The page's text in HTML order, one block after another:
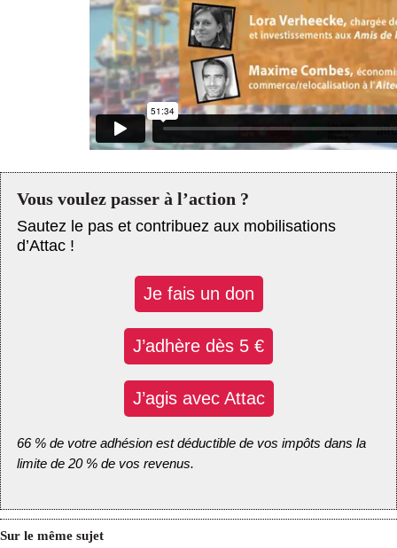
Vous voulez passer à l’action ?
Sautez le pas et contribuez aux mobilisations
d’Attac !
Je fais un don
J’adhère dès 5 €
J’agis avec Attac
66 % de votre adhésion est déductible de vos impôts dans la
limite de 20 % de vos revenus.
Sur le même sujet